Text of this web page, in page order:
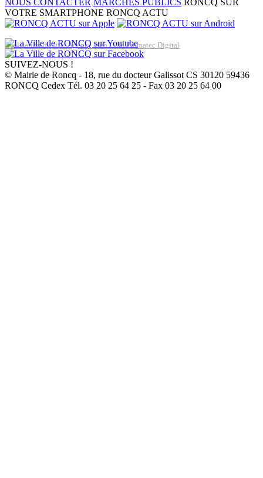
NOUS CONTACTER MARCHES PUBLICS RONCQ SUR
VOTRE SMARTPHONE RONCQ ACTU
Réalisation du site: Agence Web Lille Promatec Digital
SUIVEZ-NOUS !
© Mairie de Roncq - 18, rue du docteur Galissot CS 30120 59436
RONCQ Cedex Tél. 03 20 25 64 25 - Fax 03 20 25 64 00